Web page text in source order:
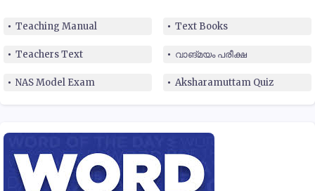
Teaching Manual Text Books
Teachers Text വാങ്മയം പരീക്ഷ
NAS Model Exam Aksharamuttam Quiz